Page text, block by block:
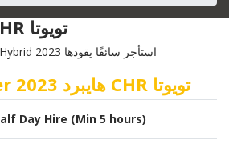
تويوتا CHR هايبرد 2023
استأجر سائقًا يقودها Toyota CHR Hybrid 2023 في دبي
تويوتا CHR هايبرد 2023 With Driver
Half Day Hire (Min 5 hours)